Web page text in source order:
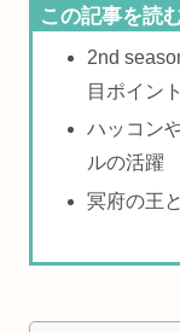
この記事を読
2nd
目ポイント
ハッコン
ルの活躍
冥府の王